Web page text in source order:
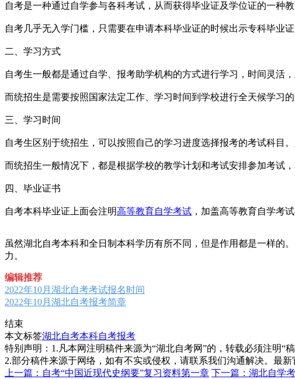
自考是一种通过自学参与各科考试，从而获得毕业证及学位证的一种
自考几乎无入学门槛，只需要在申请本科毕业证的时候出示专科毕业证
二、学习方式
自考生一般都是通过自学、报考助学机构的方式进行学习，时间灵活
而统招生是需要按照国家法定工作、学习时间到学校进行全天候学习的
三、学习时间
自考生区别于统招生，可以按照自己的学习进度选择报考的考试科目
而统招生一般情况下，都是根据学校的教学计划和考试安排参加考试
四、毕业证书
自考本科毕业证上面会注明高等教育自学考试 ，加盖高等教育自学考
虽然湖北自考本科和全日制本科学历有所不同，但是作用都是一样的
力。
编辑推荐
2022年10月湖北自考考试报名时间
2022年10月湖北自考报考简章
结束
本文标签湖北自考本科自考报考
特别声明：1.凡本网注明稿件来源为“湖北自考网”的，转载必须注明“
2.部分稿件来源于网络，如有不实或侵权，请联系我们沟通解决。最
上一篇：自考“中国近现代史纲要”复习资料第一章 下一篇：湖北自学